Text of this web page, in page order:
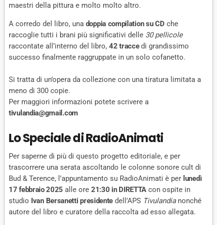
maestri della pittura e molto molto altro.
A corredo del libro, una doppia compilation su CD che
raccoglie tutti i brani più significativi delle 30 pellicole
raccontate all’interno del libro, 42 traccedi grandissimo
successo finalmente raggruppate in un solo cofanetto.
Si tratta di un’opera da collezione con una tiratura limitata a
meno di 300 copie.
Per maggiori informazioni potete scrivere a
tivulandia@gmail.com
Lo Speciale di RadioAnimati
Per saperne di più di questo progetto editoriale, e per
trascorrere una serata ascoltando le colonne sonore cult di
Bud & Terence, l’appuntamento su RadioAnimati è per lunedì
17 febbraio 2025 alle ore 21:30 in DIRETTA con ospite in
studio Ivan Bersanetti presidente dell’APS Tivulandianonché
autore del libro e curatore della raccolta ad esso allegata.